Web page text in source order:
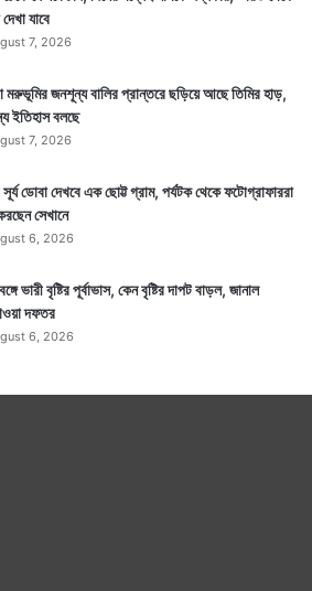
যাবে
7, 2026
মরুভূমির জনশূন্য বালির প্রান্তরে ছড়িয়ে আছে তিমির হাড়,
ইতিহাস বলছে
7, 2026
সূর্য ডোবা দেখবে এক ছোট্ট গ্রাম, পর্যটক থেকে ফটোগ্রাফাররা
সেখানে
6, 2026
ভারী বৃষ্টির পূর্বাভাস, কেন বৃষ্টির দাপট বাড়ল, জানাল
দফতর
6, 2026